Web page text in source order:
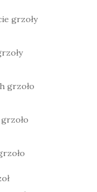
grzoły
grzoło
grzoło